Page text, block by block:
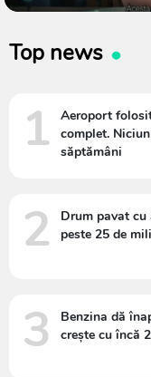
Top news
1
Aeroport
complet.
săptămâni
2
Drum pavat cu
peste 25 de
3
Benzina dă
crește cu încă